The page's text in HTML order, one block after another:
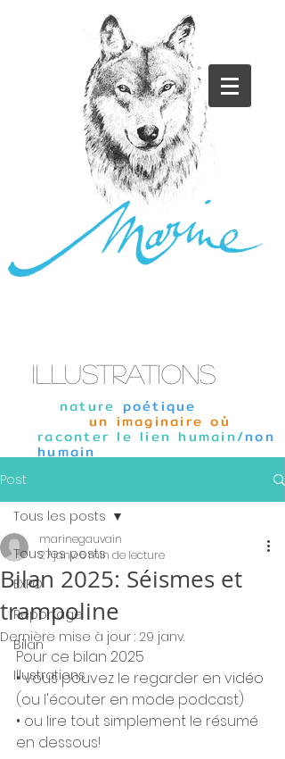
ILLUSTRATIONS
nature poétique
un imaginaire où
raconter le lien humain/non
humain
Post
Tous les posts
EXPO
Reportage
Bilan
Illustrations
Tous les posts
Bilan 2025: Séismes et
trampoline
marinegauvain
27 janv.6 min de lecture
Dernière mise à jour : 29 janv.
Pour ce bilan 2025
• vous pouvez le regarder en vidéo
(ou l'écouter en mode podcast)
• ou lire tout simplement le résumé
en dessous!